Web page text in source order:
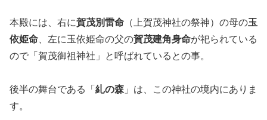
本殿には、右に賀茂別雷命 （上賀茂神社の祭神）の母の玉
依姫命 、左に玉依姫命の父の賀茂建角身命が祀られている
ので「賀茂御祖神社」と呼ばれているとの事。
後半の舞台である「 糺の森 」は、この神社の境内にありま
す。